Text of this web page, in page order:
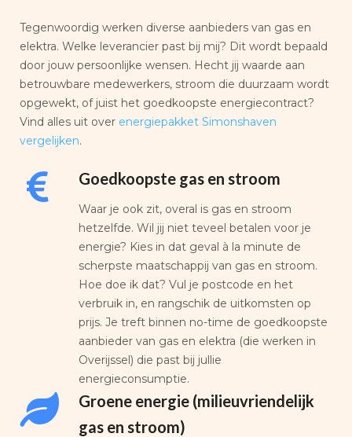
Tegenwoordig werken diverse aanbieders van gas en
elektra. Welke leverancier past bij mij? Dit wordt bepaald
door jouw persoonlijke wensen. Hecht jij waarde aan
betrouwbare medewerkers, stroom die duurzaam wordt
opgewekt, of juist het goedkoopste energiecontract?
Vind alles uit over energiepakket Simonshaven
vergelijken.
Goedkoopste gas en stroom
Waar je ook zit, overal is gas en stroom
hetzelfde. Wil jij niet teveel betalen voor je
energie? Kies in dat geval à la minute de
scherpste maatschappij van gas en stroom.
Hoe doe ik dat? Vul je postcode en het
verbruik in, en rangschik de uitkomsten op
prijs. Je treft binnen no-time de goedkoopste
aanbieder van gas en elektra (die werken in
Overijssel) die past bij jullie
energieconsumptie.
Groene energie (milieuvriendelijk
gas en stroom)